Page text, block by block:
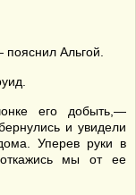
Альгой.
его добыть,—
и увидели
Уперев руки в
мы от ее